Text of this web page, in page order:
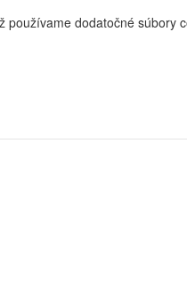
dodatočné súbory